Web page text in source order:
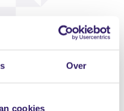
Over
cookies